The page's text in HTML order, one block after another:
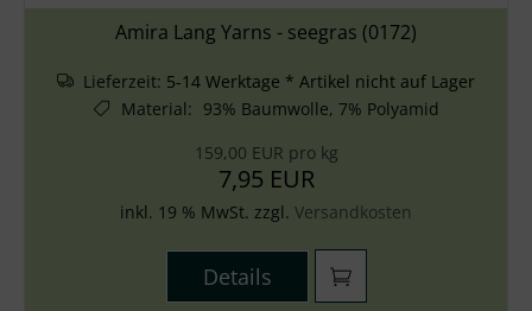
Amira Lang Yarns - seegras (0172)
Lieferzeit: 5-14 Werktage * Artikel nicht auf Lager
Material: 93% Baumwolle, 7% Polyamid
159,00 EUR pro kg
7,95 EUR
inkl. 19 % MwSt. zzgl. Versandkosten
Details